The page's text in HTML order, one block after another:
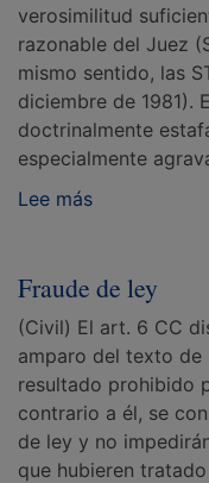
verosimilitud
razonable del Juez
mismo sentido, las
diciembre de 1981).
doctrinalmente
especialmente
Lee más
Fraude de ley
(Civil) El art. 6 CC
amparo del texto de
resultado prohibido
contrario a él, se
de ley y no
que hubieren